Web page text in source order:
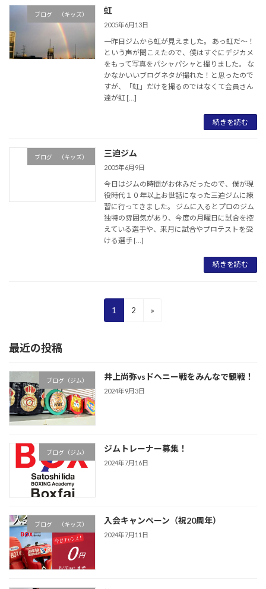
ブログ （キッズ） 虹
2005年6月13日
一昨日ジムから虹が見えました。 あっ虹だ～！
という声が聞こえたので、僕はすぐにデジカメ
をもって写真をパシャパシャと撮りました。 な
かなかいいブログネタが撮れた！と思ったので
すが、「虹」だけを撮るのではなくて会員さん
達が虹 […]
続きを読む
ブログ （キッズ） 三迫ジム
2005年6月9日
今日はジムの時間がお休みだったので、僕が現
役時代１０年以上お世話になった三迫ジムに練
習に行ってきました。 ジムに入るとプロのジム
独特の雰囲気があり、今度の月曜日に試合を控
えている選手や、来月に試合やプロテストを受
ける選手 […]
続きを読む
ペ
ー
ジ
送
り
固
定
ジ
1
固
ジ
2 »
最近の投稿
ブログ（ジム） 井上尚弥vsドヘニー戦をみんなで観戦！
2024年9月3日
ブログ（ジム） ジムトレーナー募集！
2024年7月16日
ブログ （キッズ） 入会キャンペーン（祝20周年）
2024年7月11日